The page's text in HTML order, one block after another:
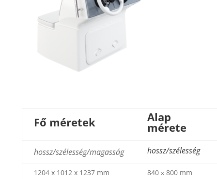
Fő méretek Alap
mérete
hossz/szélesség/magasság hossz/szélesség
1204 x 1012 x 1237 mm
840 х 800 mm